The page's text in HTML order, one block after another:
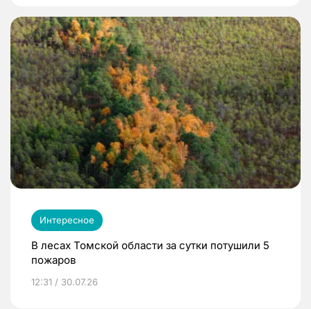
Интересное
В лесах Томской области за сутки потушили 5
пожаров
12:31 / 30.07.26